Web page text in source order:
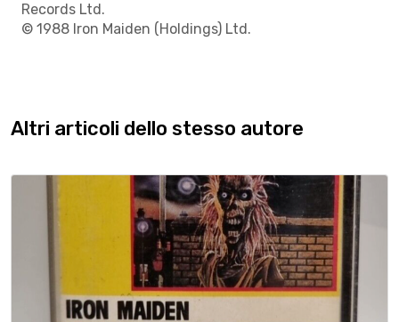
Records Ltd.
© 1988 Iron Maiden (Holdings) Ltd.
Altri articoli dello stesso autore